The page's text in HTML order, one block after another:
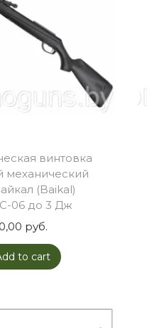
винтовка
механический
(Baikal)
06 до 3 Дж
руб.
to cart